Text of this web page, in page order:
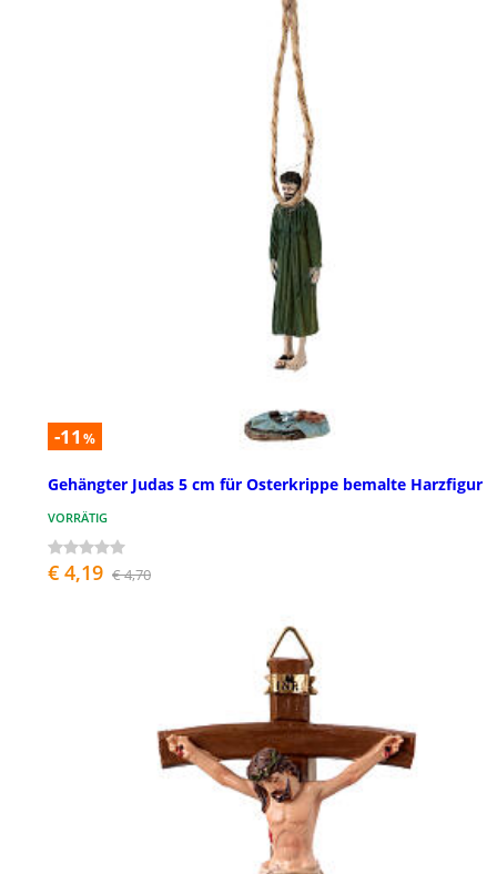
-11 %
Gehängter Judas 5 cm für Osterkrippe bemalte Harzfigur
VORRÄTIG
€ 4,19 € 4,70